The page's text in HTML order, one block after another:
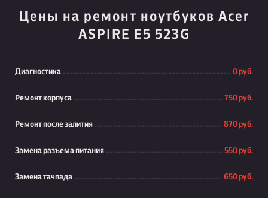
Цены на ремонт ноутбуков Acer
ASPIRE E5 523G
Диагностика 0 руб.
Ремонт корпуса 750 руб.
Ремонт после залития 870 руб.
Замена разъема питания 550 руб.
Замена тачпада 650 руб.